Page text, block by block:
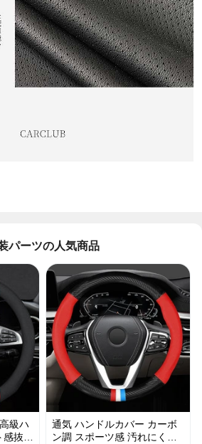
パーツの人気商品
感抜群
通気 ハンドルカバー カーボ
ン調 スポーツ感 汚れにくい